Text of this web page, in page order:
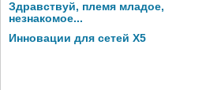
Здравствуй, племя младое,
незнакомое...
Инновации для сетей X5